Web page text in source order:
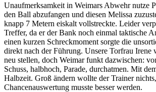
Unaufmerksamkeit in Weimars Abwehr nutze
den Ball abzufangen und diesen Melissa
knapp 7 Metern eiskalt vollstreckte. Leider
Treffer, da er der Bank noch einmal taktische
einen kurzen Schreckmoment sorgte die
direkt nach der Führung. Unsere Torfrau
neu stellen, doch Weimar funkt dazwischen:
Schuss, halbhoch, Parade, durchatmen. Mit
Halbzeit. Groß ändern wollte der Trainer
Chancenauswertung musste besser werden.